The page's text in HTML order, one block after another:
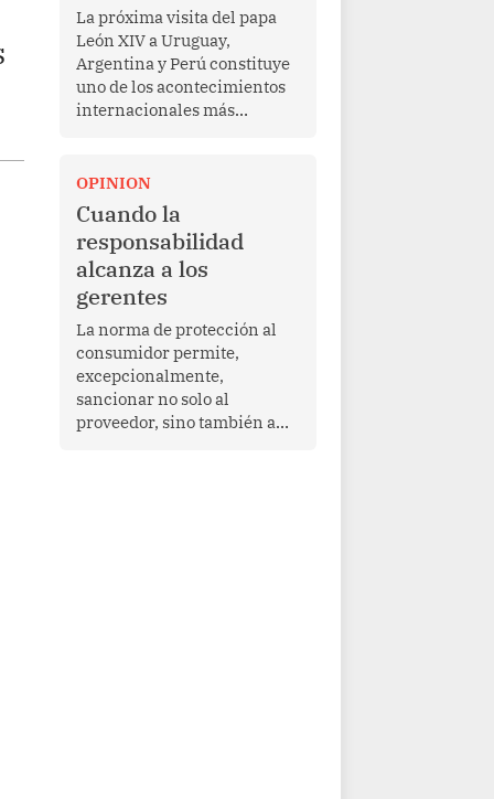
La próxima visita del papa
León XIV a Uruguay,
Argentina y Perú constituye
uno de los acontecimientos
internacionales más
Más allá de su dimensión
religiosa, esta gira
representa una oportunidad
para reafirmar el valor del
diálogo, fortalecer los
vínculos entre los pueblos y
proyectar una imagen de
cooperación en una región
que enfrenta desafíos en
materia de desarrollo,
cohesión social y
gobernabilidad.
OPINION
Cuando la
responsabilidad
alcanza a los
gerentes
La norma de protección al
consumidor permite,
excepcionalmente,
sancionar no solo al
proveedor, sino también a